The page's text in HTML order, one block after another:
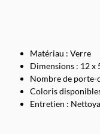
Matériau : Verre
Dimensions : 12 x
Nombre de porte-
Coloris
Entretien :